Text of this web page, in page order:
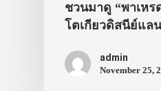
ชวนมาดู “พาเห
โตเกียวดิสนีย์แล
admin
November 25,